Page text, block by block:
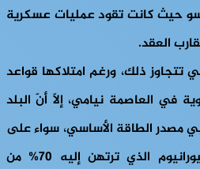
حيث كانت تقود عمليات عسكرية
العقد.
تتجاوز ذلك، ورغم امتلاكها قواعد
في العاصمة نيامي، إلّا أنّ البلد
مصدر الطاقة الأساسي، سواء على
شكل واردات نفطية، أو اليورانيوم الذي ترتهن إليه 70% من